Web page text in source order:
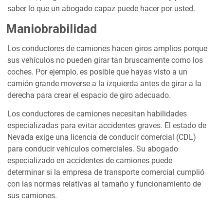
saber lo que un abogado capaz puede hacer por usted.
Maniobrabilidad
Los conductores de camiones hacen giros amplios porque
sus vehículos no pueden girar tan bruscamente como los
coches. Por ejemplo, es posible que hayas visto a un
camión grande moverse a la izquierda antes de girar a la
derecha para crear el espacio de giro adecuado.
Los conductores de camiones necesitan habilidades
especializadas para evitar accidentes graves. El estado de
Nevada exige una licencia de conducir comercial (CDL)
para conducir vehículos comerciales. Su abogado
especializado en accidentes de camiones puede
determinar si la empresa de transporte comercial cumplió
con las normas relativas al tamaño y funcionamiento de
sus camiones.